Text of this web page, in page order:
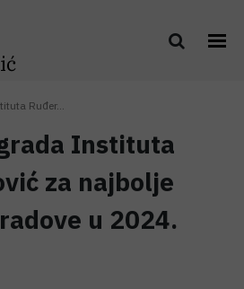
Ruđer...
Instituta
za najbolje
u 2024.